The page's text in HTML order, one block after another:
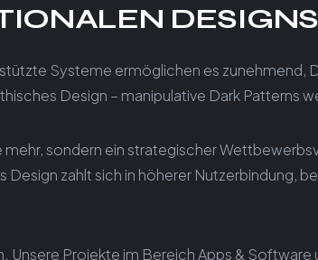
DESIGNS
Systeme ermöglichen es zunehmend,
Design – manipulative Dark Patterns
sondern ein strategischer
Design zahlt sich in höherer
Projekte im Bereich Apps &